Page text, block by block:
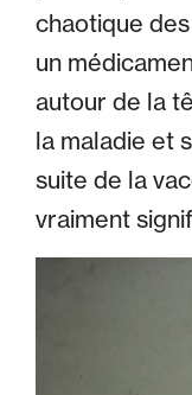
chaotique
un
autour de la
la maladie et
suite de la
vraiment